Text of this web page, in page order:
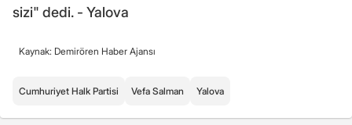
sizi" dedi. - Yalova
Kaynak: Demirören Haber Ajansı
Cumhuriyet Halk Partisi Vefa Salman Yalova